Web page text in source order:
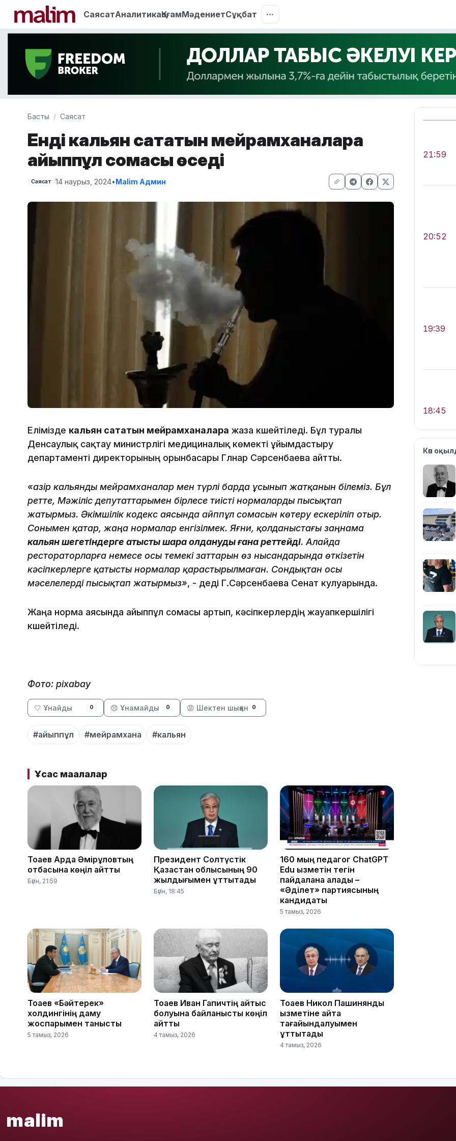
СаясатАналитикаҚоғамМәдениетСұқбат
Басты Саясат
Енді кальян сататын мейрамханаларға
айыппұл сомасы өседі
Саясат 14 наурыз, 2024•Malim Админ
Елімізде кальян сататын мейрамханаларға жаза күшейтіледі. Бұл туралы
Денсаулық сақтау министрлігі медициналық көмекті ұйымдастыру
департаменті директорының орынбасары Гүлнар Сәрсенбаева айтты.
«Қазір кальянды мейрамханалар мен түрлі барда ұсынып жатқанын білеміз. Бұл
ретте, Мәжіліс депутаттарымен бірлесе тиісті нормаларды пысықтап
жатырмыз. Әкімшілік кодекс аясында айппұл сомасын көтеру ескеріліп отыр.
Сонымен қатар, жаңа нормалар енгізілмек. Яғни, қолданыстағы заңнама
кальян шегетіндерге қатысты шара қолдануды ғана реттейді. Алайда
рестораторларға немесе осы темекі заттарын өз нысандарында өткізетін
кәсіпкерлерге қатысты нормалар қарастырылмаған. Сондықтан осы
мәселелерді пысықтап жатырмыз», - деді Г.Сәрсенбаева Сенат кулуарында.
Жаңа норма аясында айыппұл сомасы артып, кәсіпкерлердің жауапкершілігі
күшейтіледі.
Фото: pixabay
🤍 Ұнайды 0 😞 Ұнамайды 0 😡 Шектен шыққан 0
#айыппұл #мейрамхана #кальян
Ұқсас мақалалар
Тоқаев Ардақ Әмірқұловтың
отбасына көңіл айтты
Бүгін, 21:59
Президент Солтүстік
Қазақстан облысының 90
жылдығымен құттықтады
Бүгін, 18:45
160 мың педагог ChatGPT
Edu қызметін тегін
пайдалана алады –
«Әділет» партиясының
кандидаты
5 тамыз, 2026
Тоқаев «Бәйтерек»
холдингінің даму
жоспарымен танысты
5 тамыз, 2026
Тоқаев Иван Гапичтің қайтыс
болуына байланысты көңіл
айтты
4 тамыз, 2026
Тоқаев Никол Пашинянды
қызметіне қайта
тағайындалуымен
құттықтады
4 тамыз, 2026
21:59
20:52
19:39
18:45
17:34
16:34
16:33
Көп
malim